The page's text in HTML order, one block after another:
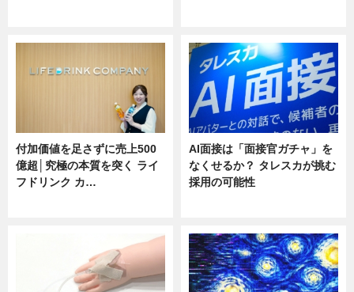
付加価値を足さずに売上500
億超│究極の本質を突く ライ
フドリンク カ…
AI面接は「面接官ガチャ」を
なくせるか？ タレスカが挑む
採用の可能性